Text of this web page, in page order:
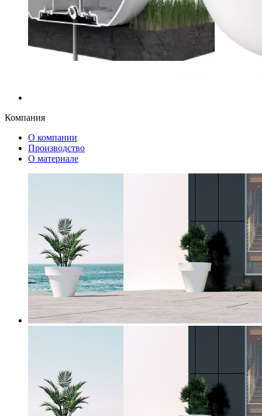
Компания
О компании
Производство
О материале